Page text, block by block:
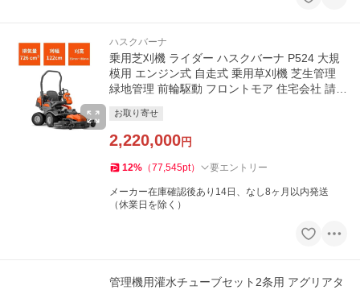
ハスクバーナ
乗用芝刈機 ライダー ハスクバーナ P524 大規
模用 エンジン式 自走式 乗用草刈機 芝生管理
緑地管理 前輪駆動 フロントモア 住宅会社 請負
お取り寄せ
2,220,000円
12% （77,545pt） 要エントリー
メーカー在庫確認後あり14日、なし8ヶ月以内発送
（休業日を除く）
管理機用灌水チューブセット2条用 アグリアタ